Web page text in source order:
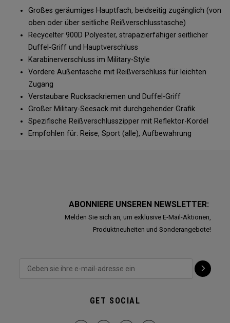
Großes geräumiges Hauptfach, beidseitig zugänglich (von
oben oder über seitliche Reißverschlusstasche)
Recycelter 900D Polyester, strapazierfähiger seitlicher
Duffel-Griff und Hauptverschluss
Karabinerverschluss im Military-Style
Vordere Außentasche mit Reißverschluss für leichten
Zugang
Verstaubare Rucksackriemen und Duffel-Griff
Großer Military-Seesack mit durchgehender Grafik
Spezifische Reißverschlusszipper mit Reflektor-Kordel
Empfohlen für: Reise, Sport (alle), Aufbewahrung
ABONNIERE UNSEREN NEWSLETTER:
Melden Sie sich an, um exklusive E-Mail-Aktionen,
Produktneuheiten und Sonderangebote!
GET SOCIAL